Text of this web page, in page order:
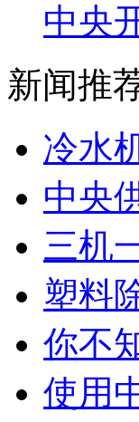
中央
新闻推
冷水
中央
三机
塑料
你不
使用